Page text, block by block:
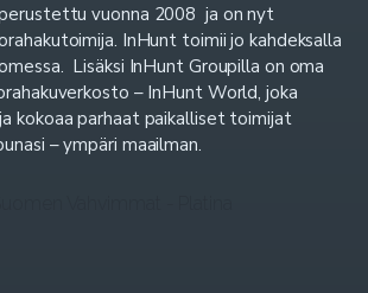
vuonna 2008 ja on nyt
InHunt toimii jo kahdeksalla
Lisäksi InHunt Groupilla on oma
– InHunt World, joka
kokoaa parhaat paikalliset toimijat
– ympäri maailman.